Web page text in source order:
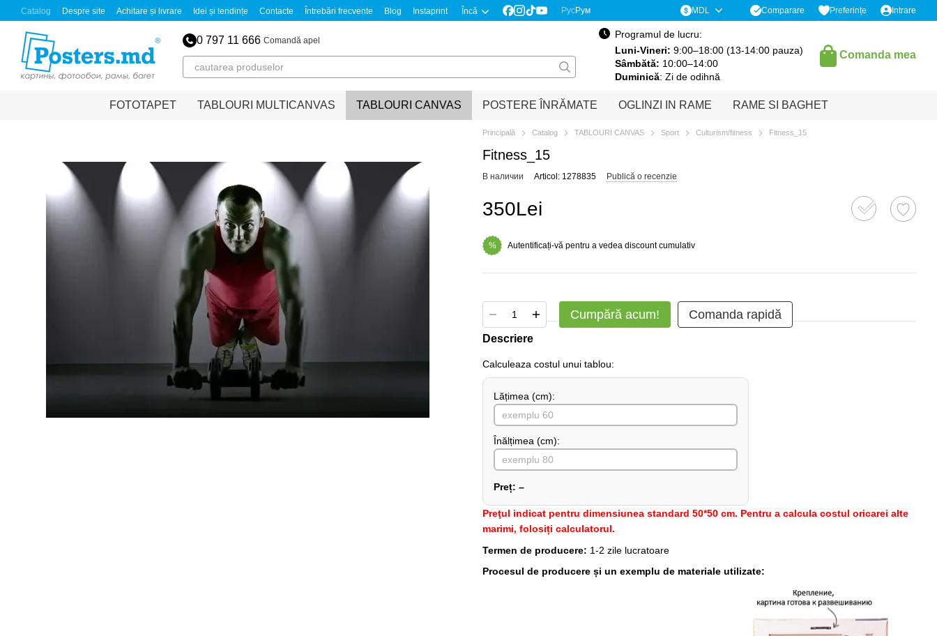
Mergi la conținutul principal
Catalog Despre site Achitare și livrare Idei și tendințe Contacte Întrebări frecvente Blog Instaprint Încă РусРум MDL Comparare Preferințe Intrare
0 797 11 666 Comandă apel
Programul de lucru:
Luni-Vineri: 9:00–18:00 (13-14:00 pauza)
Sâmbătă: 10:00–14:00
Duminică: Zi de odihnă
Comanda mea
FOTOTAPET TABLOURI MULTICANVAS TABLOURI CANVAS POSTERE ÎNRĂMATE OGLINZI IN RAME RAME SI BAGHET
Principală Catalog TABLOURI CANVAS Sport Culturism/fitness Fitness_15
Fitness_15
В наличии Articol: 1278835 Publică o recenzie
350Lei
% Autentificați-vă pentru a vedea discount cumulativ
Cumpără acum! Comanda rapidă
Descriere
Сalculeaza costul unui tablou:
Lățimea (сm):
Înălțimea (cm):
Preț: –
Preţul indicat pentru dimensiunea standard 50*50 cm. Pentru a calcula costul oricarei alte
marimi, folosiți calculatorul.
Termen de producere: 1-2 zile lucratoare
Procesul de producere și un exemplu de materiale utilizate: